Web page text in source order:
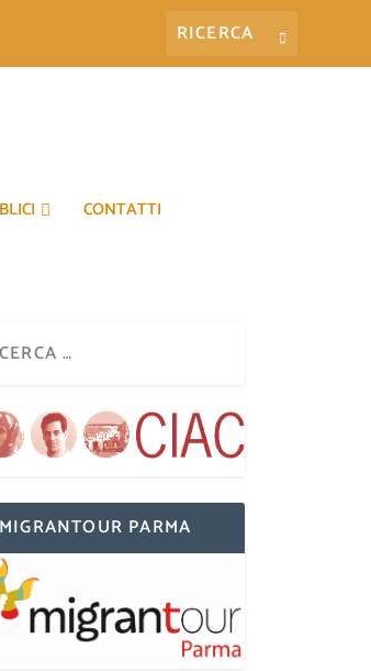
CONTATTI
MIGRANTOUR PARMA